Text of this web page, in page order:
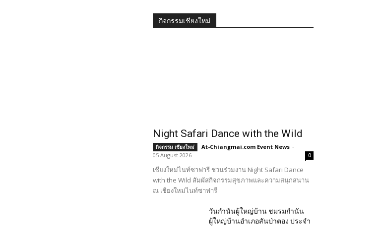
กิจกรรมเชียงใหม่
Night Safari Dance with the Wild
กิจกรรม เชียงใหม่ At-Chiangmai.com Event News -
05 August 2026
0
เชียงใหม่ไนท์ซาฟารี ชวนร่วมงาน Night Safari Dance
with the Wild สัมผัสกิจกรรมสุขภาพและความสนุกสนาน
ณ เชียงใหม่ไนท์ซาฟารี
วันกำนันผู้ใหญ่บ้าน ชมรมกำนัน
ผู้ใหญ่บ้านอำเภอสันป่าตอง ประจำ